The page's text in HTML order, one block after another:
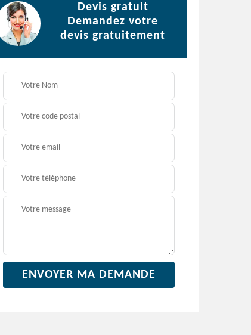
Devis gratuit
Demandez votre
devis gratuitement